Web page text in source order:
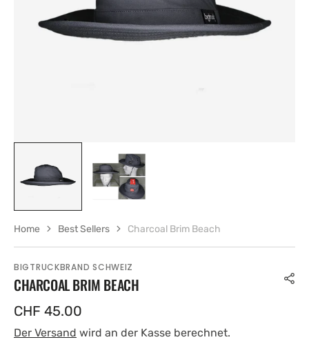
BIGTRUCKBRAND SCHWEIZ
CHARCOAL BRIM BEACH
Regulärer
Preis
CHF 45.00
Der Versand wird an der Kasse berechnet.
Medien
in
der
Home Best Sellers Charcoal Brim Beach